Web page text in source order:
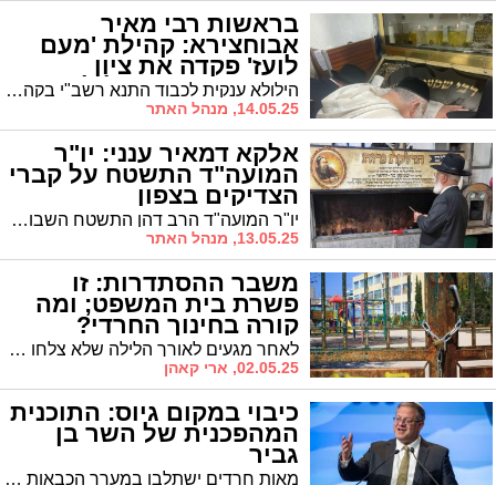
בראשות רבי מאיר
אבוחצירא: קהילת 'מעם
לועז' פקדה את ציון
הרשב"י וערכו הילולא ביער
מירון
הילולא ענקית לכבוד התנא רשב"י בקהילת "מעם לועז": בני הקהילה התפללו בציון הרשב"י וחגגו לכבוד ההילולא ביער מירון כמידי שנה
14.05.25, מנהל האתר
אלקא דמאיר ענני: יו"ר
המועה"ד התשטח על קברי
הצדיקים בצפון
יו"ר המועה"ד הרב דהן התשטח השבוע על קברי הצדיקים בטבריה ובמירון שם העתיר בתפילה לישועת הכלל
13.05.25, מנהל האתר
משבר ההסתדרות: זו
פשרת בית המשפט; ומה
קורה בחינוך החרדי?
לאחר מגעים לאורך הלילה שלא צלחו אפשר בית הדין לעבודה לקיים את השביתה במערכת החינוך הכללית עד 10 בבוקר. גני הילדים פועלים כרגיל. במוסדות החינוך החרדי הלימודים מתקיימים כרגיל
02.05.25, ארי קאהן
כיבוי במקום גיוס: התוכנית
המהפכנית של השר בן
גביר
מאות חרדים ישתלבו במערך הכבאות בישראל. השר לביטחון לאומי, ח"כ איתמר בן גביר: "הציבור החרדי קרוב מאד לליבי. ישנה עליה דרמטית במספר המתגייסים החרדים לשירות במסגרות השונות"